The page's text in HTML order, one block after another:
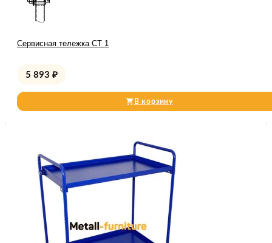
Сервисная тележка СТ 1
5 893 ₽
В корзину